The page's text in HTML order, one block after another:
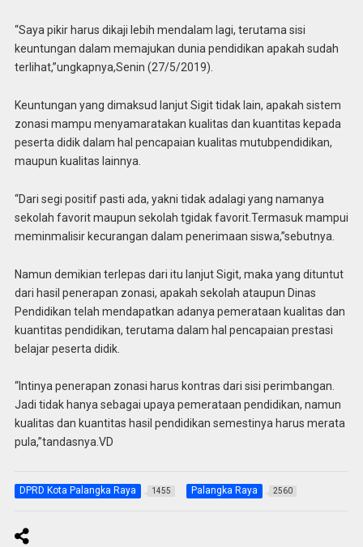
“Saya pikir harus dikaji lebih mendalam lagi, terutama sisi
keuntungan dalam memajukan dunia pendidikan apakah sudah
terlihat,”ungkapnya,Senin (27/5/2019).
Keuntungan yang dimaksud lanjut Sigit tidak lain, apakah sistem
zonasi mampu menyamaratakan kualitas dan kuantitas kepada
peserta didik dalam hal pencapaian kualitas mutubpendidikan,
maupun kualitas lainnya.
“Dari segi positif pasti ada, yakni tidak adalagi yang namanya
sekolah favorit maupun sekolah tgidak favorit.Termasuk mampui
meminmalisir kecurangan dalam penerimaan siswa,”sebutnya.
Namun demikian terlepas dari itu lanjut Sigit, maka yang dituntut
dari hasil penerapan zonasi, apakah sekolah ataupun Dinas
Pendidikan telah mendapatkan adanya pemerataan kualitas dan
kuantitas pendidikan, terutama dalam hal pencapaian prestasi
belajar peserta didik.
“Intinya penerapan zonasi harus kontras dari sisi perimbangan.
Jadi tidak hanya sebagai upaya pemerataan pendidikan, namun
kualitas dan kuantitas hasil pendidikan semestinya harus merata
pula,”tandasnya.VD
DPRD Kota Palangka Raya 1455 Palangka Raya 2560